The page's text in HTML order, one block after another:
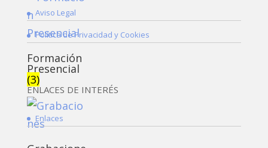
Formación
Presencial
(3)
Aviso Legal
Política de Privacidad y Cookies
ENLACES DE INTERÉS
Enlaces